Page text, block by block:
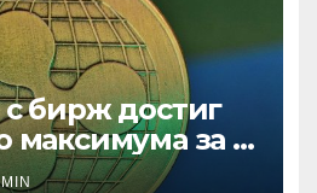
бирж достиг
максимума за 5